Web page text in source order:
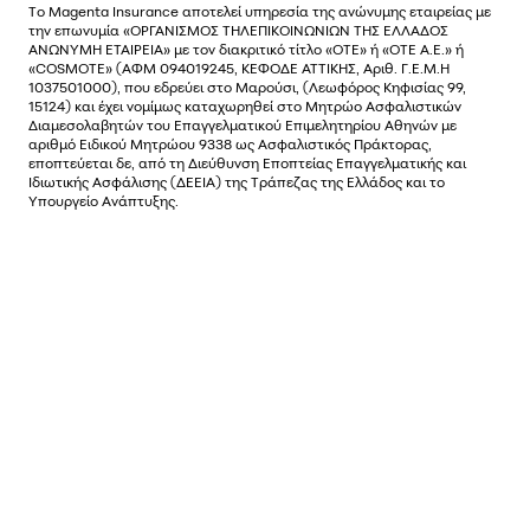
Το Magenta Insurance αποτελεί υπηρεσία της ανώνυµης εταιρείας µε
την επωνυµία «ΟΡΓΑΝΙΣΜΟΣ ΤΗΛΕΠΙΚΟΙΝΩΝΙΩΝ ΤΗΣ ΕΛΛΑΔΟΣ
ΑΝΩΝΥΜΗ ΕΤΑΙΡΕΙΑ» µε τον διακριτικό τίτλο «OTE» ή «ΟΤΕ Α.Ε.» ή
«COSMOTE» (ΑΦΜ 094019245, ΚΕΦΟΔΕ ΑΤΤΙΚΗΣ, Αριθ. Γ.Ε.Μ.Η
1037501000), που εδρεύει στο Μαρούσι, (Λεωφόρος Κηφισίας 99,
15124) και έχει νοµίµως καταχωρηθεί στο Μητρώο Ασφαλιστικών
Διαµεσολαβητών του Επαγγελµατικού Επιµελητηρίου Αθηνών µε
αριθµό Ειδικού Μητρώου 9338 ως Ασφαλιστικός Πράκτορας,
εποπτεύεται δε, από τη Διεύθυνση Εποπτείας Επαγγελματικής και
Ιδιωτικής Ασφάλισης (ΔΕΕΙΑ) της Τράπεζας της Ελλάδος και το
Υπουργείο Ανάπτυξης.